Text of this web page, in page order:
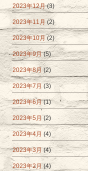
2023年12月(3)
2023年11月 (2)
2023年10月 (2)
2023年9月(5)
2023年8月 (2)
2023年7月 (3)
2023年6月(1)
2023年5月 (2)
2023年4月 (4)
2023年3月 (4)
2023年2月 (4)